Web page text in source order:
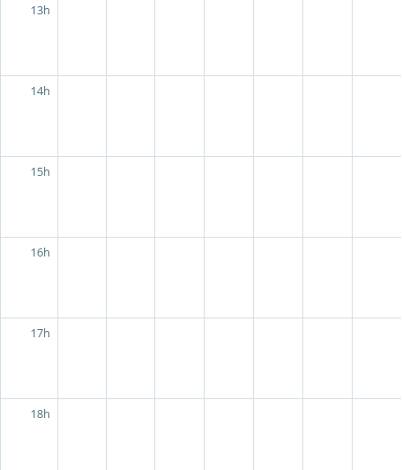
13h
14h
15h
16h
17h
18h